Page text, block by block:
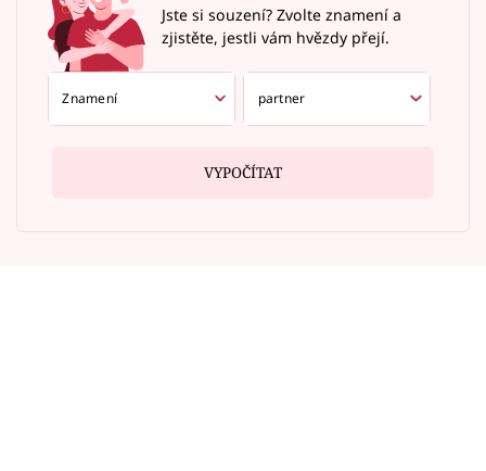
Jste si souzení? Zvolte znamení a
zjistěte, jestli vám hvězdy přejí.
VYPOČÍTAT